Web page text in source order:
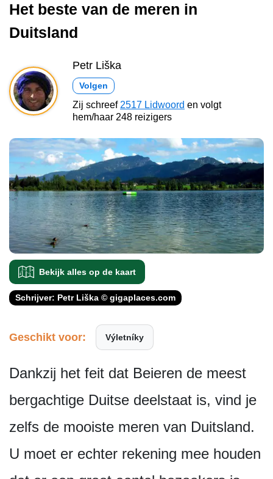
Het beste van de meren in
Duitsland
Petr Liška
Volgen
Zij schreef 2517 Lidwoord en volgt
hem/haar 248 reizigers
Bekijk alles op de kaart
Schrijver: Petr Liška © gigaplaces.com
Geschikt voor: Výletníky
Dankzij het feit dat Beieren de meest
bergachtige Duitse deelstaat is, vind je
zelfs de mooiste meren van Duitsland.
U moet er echter rekening mee houden